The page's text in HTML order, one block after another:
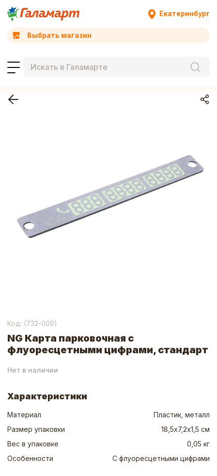
Екатеринбург
Выбрать магазин
Код: (732-009)
NG Карта парковочная с
флуоресцетными цифрами, стандарт
Нет в наличии
Характеристики
Материал
Пластик, металл
Размер упаковки
18,5х7,2х1,5 см
Вес в упаковке
0,05 кг
Особенности
С флуоресцетными цифрами